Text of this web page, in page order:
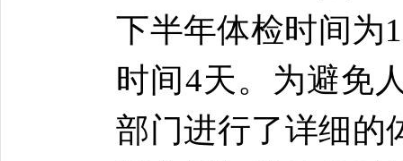
下半年体检时间为
时间4天。为避免
部门进行了详细的